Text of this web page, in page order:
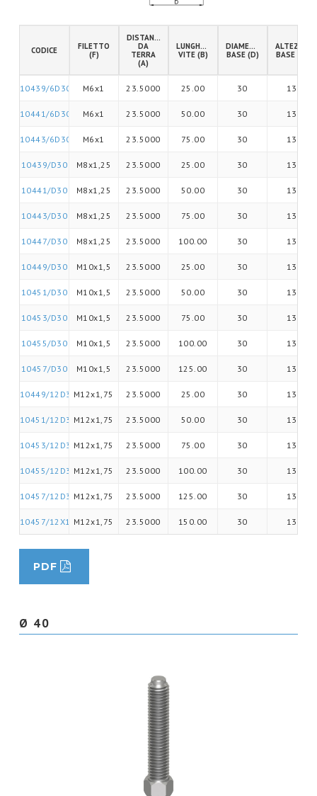
CODICE
FILETTO
(F)
DISTANZA
DA
TERRA
(A)
LUNGHEZZA
VITE (B)
DIAMETRO
BASE (D)
ALTEZZA
BASE (G)
10439/6D30 M6x1 23.5000 25.00 30 13
10441/6D30 M6x1 23.5000 50.00 30 13
10443/6D30 M6x1 23.5000 75.00 30 13
10439/D30 M8x1,25 23.5000 25.00 30 13
10441/D30 M8x1,25 23.5000 50.00 30 13
10443/D30 M8x1,25 23.5000 75.00 30 13
10447/D30 M8x1,25 23.5000 100.00 30 13
10449/D30 M10x1,5 23.5000 25.00 30 13
10451/D30 M10x1,5 23.5000 50.00 30 13
10453/D30 M10x1,5 23.5000 75.00 30 13
10455/D30 M10x1,5 23.5000 100.00 30 13
10457/D30 M10x1,5 23.5000 125.00 30 13
10449/12D30M12x1,75 23.5000 25.00 30 13
10451/12D30M12x1,75 23.5000 50.00 30 13
10453/12D30M12x1,75 23.5000 75.00 30 13
10455/12D30M12x1,75 23.5000 100.00 30 13
10457/12D30M12x1,75 23.5000 125.00 30 13
10457/12X150D30
M12x1,75 23.5000 150.00 30 13
PDF
Ø 40